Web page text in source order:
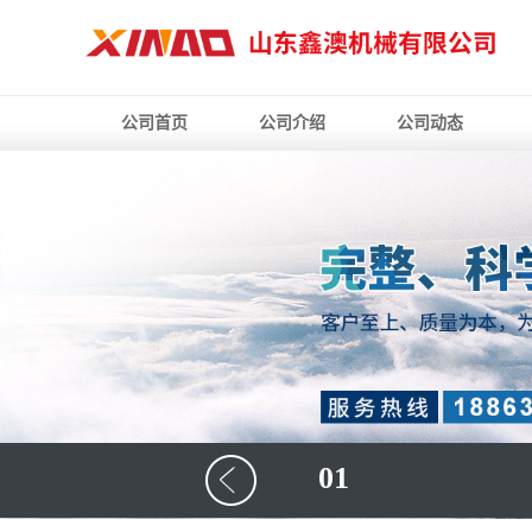
公司首页 公司介绍 公司动态
01